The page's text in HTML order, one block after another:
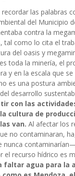
las palabras
del Municipio
contra la
tal como lo cita el
del oasis y
toda la minería, el
y en la escala que se
es una postura
desarrollo
con las
cultura de
van. Al afectar los
no contaminaran,
nunca
el recurso hídrico es
faltar agua para la